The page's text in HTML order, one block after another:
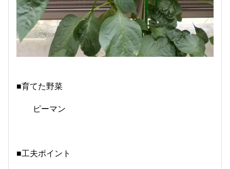
■育てた野菜
ピーマン
■工夫ポイント